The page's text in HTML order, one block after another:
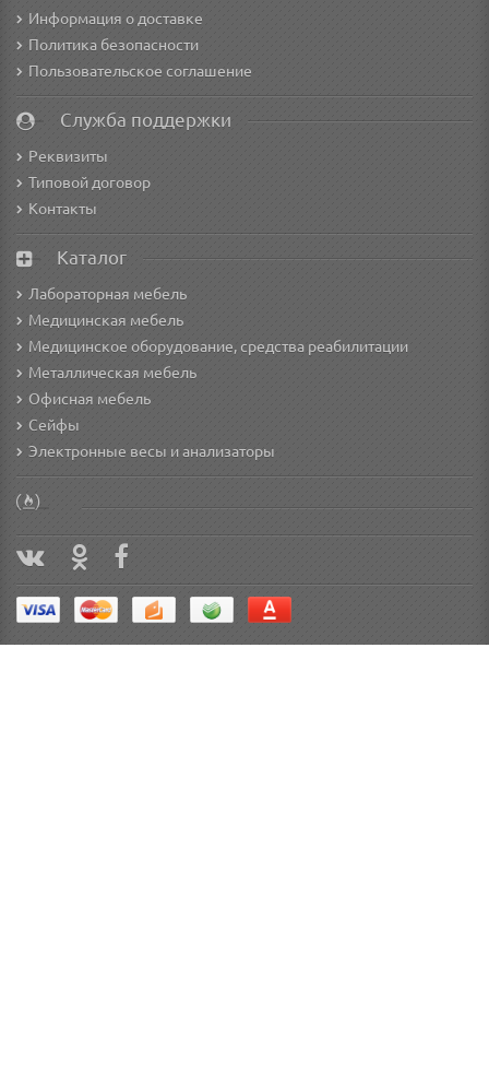
Информация о доставке
Политика безопасности
Пользовательское соглашение
Служба поддержки
Реквизиты
Типовой договор
Контакты
Каталог
Лабораторная мебель
Медицинская мебель
Медицинское оборудование, средства реабилитации
Металлическая мебель
Офисная мебель
Сейфы
Электронные весы и анализаторы